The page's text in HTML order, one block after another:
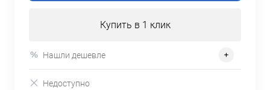
Купить в 1 клик
Нашли дешевле
Недоступно